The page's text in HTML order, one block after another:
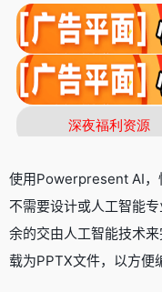
使用Powerpresent AI，
不需要设计或人工智能
余的交由人工智能技术
载为PPTX文件，以方便